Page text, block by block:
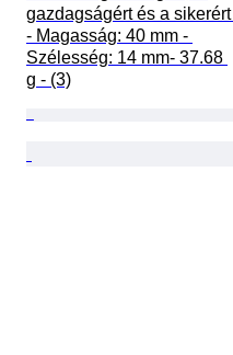
gazdagságért és a sikerért
- Magasság: 40 mm -
Szélesség: 14 mm- 37.68
g - (3)